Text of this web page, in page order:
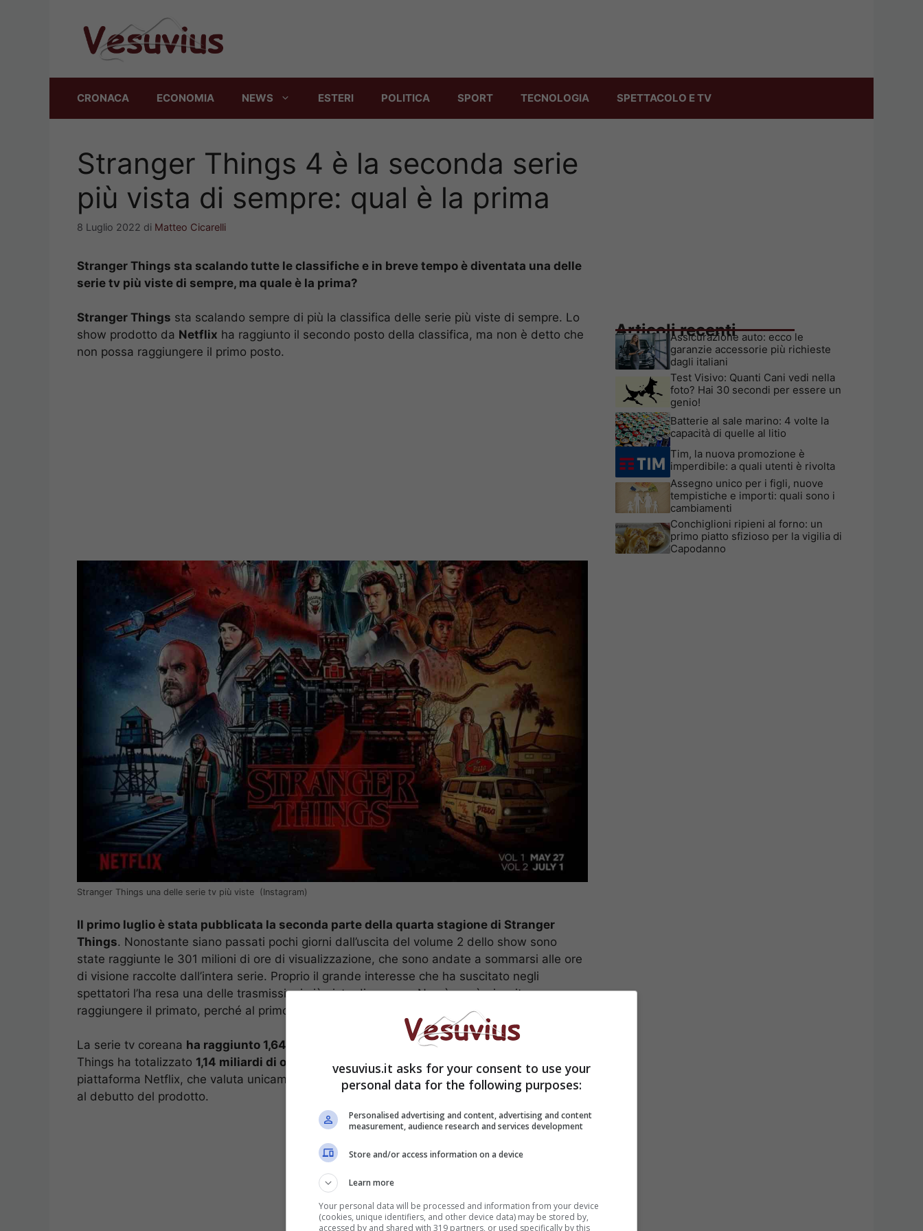
CRONACA ECONOMIA NEWS ESTERI POLITICA SPORT TECNOLOGIA SPETTACOLO E TV
Stranger Things 4 è la seconda serie
più vista di sempre: qual è la prima
8 Luglio 2022 di Matteo Cicarelli
Stranger Things sta scalando tutte le classifiche e in breve tempo è diventata una delle
serie tv più viste di sempre, ma quale è la prima?
Stranger Things sta scalando sempre di più la classifica delle serie più viste di sempre. Lo
show prodotto da Netflix ha raggiunto il secondo posto della classifica, ma non è detto che
non possa raggiungere il primo posto.
Stranger Things una delle serie tv più viste (Instagram)
Il primo luglio è stata pubblicata la seconda parte della quarta stagione di Stranger
Things. Nonostante siano passati pochi giorni dall’uscita del volume 2 dello show sono
state raggiunte le 301 milioni di ore di visualizzazione, che sono andate a sommarsi alle ore
di visione raccolte dall’intera serie. Proprio il grande interesse che ha suscitato negli
spettatori l’ha resa una delle trasmissioni più viste di sempre. Non è, però, riuscita a
raggiungere il primato, perché al primo posto della classifica si trova
Squid Game
La serie tv coreana ha raggiunto 1,64 miliardi ore di visualizzazione, mentre Stranger
Things ha totalizzato 1,14 miliardi di ore
. La classificazione in ore è specifica della
piattaforma Netflix, che valuta unicamente il tempo di visione nei ventotto giorni successivi
al debutto del prodotto.
Articoli recenti
Assicurazione auto: ecco le
garanzie accessorie più richieste
dagli italiani
Test Visivo: Quanti Cani vedi nella
foto? Hai 30 secondi per essere un
genio!
Batterie al sale marino: 4 volte la
capacità di quelle al litio
Tim, la nuova promozione è
imperdibile: a quali utenti è rivolta
Assegno unico per i figli, nuove
tempistiche e importi: quali sono i
cambiamenti
Conchiglioni ripieni al forno: un
primo piatto sfizioso per la vigilia di
Capodanno
vesuvius.it asks for your consent to use your
personal data for the following purposes:
Personalised advertising and content, advertising and content
measurement, audience research and services development
Store and/or access information on a device
Learn more
Your personal data will be processed and information from your device
(cookies, unique identifiers, and other device data) may be stored by,
accessed by and shared with 319 partners, or used specifically by this